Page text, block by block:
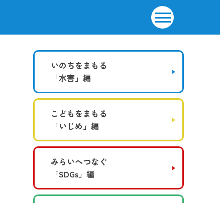
いのちをまもる
「水害」編
こどもをまもる
「いじめ」編
みらいへつなぐ
「SDGs」編